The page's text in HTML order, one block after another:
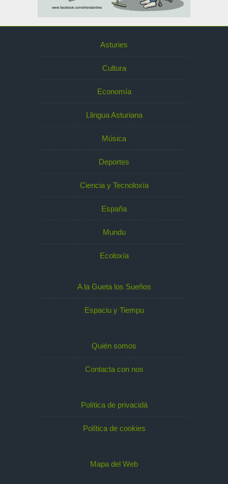
Asturies
Cultura
Economía
Llingua Asturiana
Música
Deportes
Ciencia y Tecnoloxía
España
Mundu
Ecoloxía
A la Gueta los Sueños
Espaciu y Tiempu
Quién somos
Contacta con nos
Política de privacidá
Política de cookies
Mapa del Web